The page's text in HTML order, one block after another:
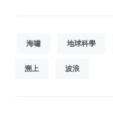
海嘯 地球科學
溯上 波浪